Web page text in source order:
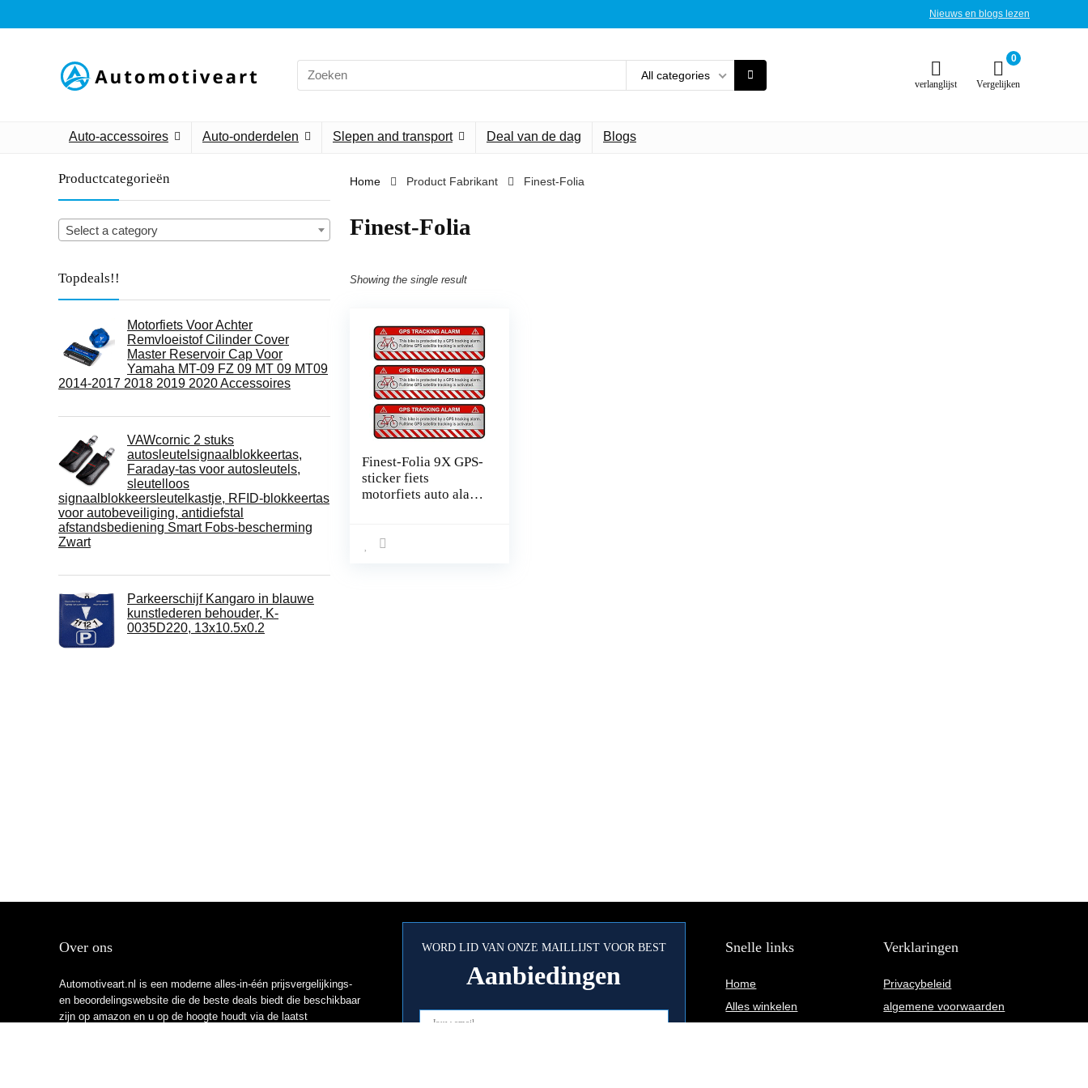
Nieuws en blogs lezen
Search
for:
All categories
verlanglijst
0
Vergelijken
Auto-accessoires Auto-onderdelen Slepen and transport Deal van de dag Blogs
Productcategorieën
Select a category
Topdeals!!
Motorfiets Voor Achter
Remvloeistof Cilinder Cover
Master Reservoir Cap Voor
Yamaha MT-09 FZ 09 MT 09 MT09
2014-2017 2018 2019 2020 Accessoires
VAWcornic 2 stuks
autosleutelsignaalblokkeertas,
Faraday-tas voor autosleutels,
sleutelloos
signaalblokkeersleutelkastje, RFID-blokkeertas
voor autobeveiliging, antidiefstal
afstandsbediening Smart Fobs-bescherming
Zwart
Parkeerschijf Kangaro in blauwe
kunstlederen behouder, K-
0035D220, 13x10.5x0.2
Home Product Fabrikant ‎Finest-Folia
‎Finest-Folia
Showing the single result
Finest-Folia 9X GPS-
sticker fiets
motorfiets auto alarm
tracker beveiligd
Over ons
Automotiveart.nl is een moderne alles-in-één prijsvergelijkings-
en beoordelingswebsite die de beste deals biedt die beschikbaar
zijn op amazon en u op de hoogte houdt via de laatst
WORD LID VAN ONZE MAILLIJST VOOR BEST
Aanbiedingen
Snelle links
Home
Alles winkelen
Verklaringen
Privacybeleid
algemene voorwaarden